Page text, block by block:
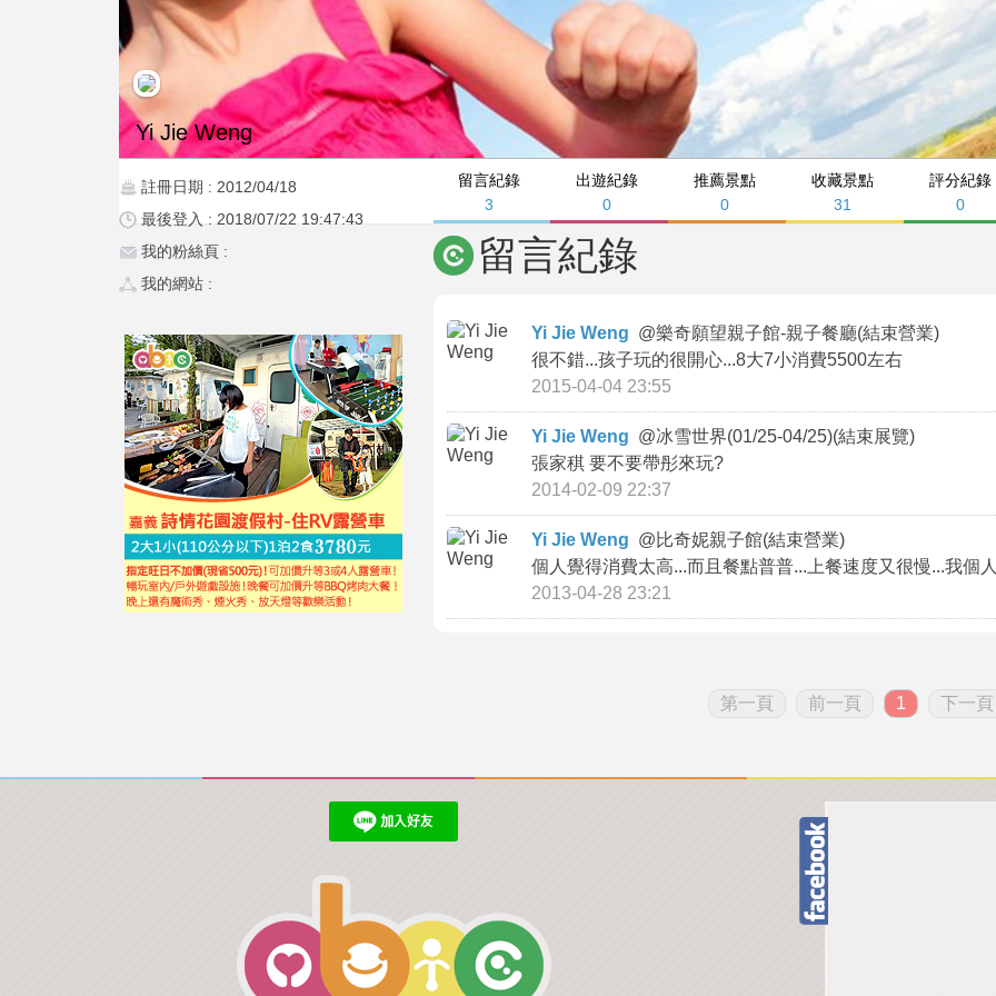
留言紀錄
3
出遊紀錄
0
推薦景點
0
收藏景點
31
評分紀錄
0
Yi Jie Weng
註冊日期 : 2012/04/18
最後登入 : 2018/07/22 19:47:43
我的粉絲頁 :
我的網站 :
留言紀錄
Yi Jie Weng @樂奇願望親子館-親子餐廳(結束營業)
很不錯...孩子玩的很開心...8大7小消費5500左右
2015-04-04 23:55
Yi Jie Weng @冰雪世界(01/25-04/25)(結束展覽)
張家稘 要不要帶彤來玩?
2014-02-09 22:37
Yi Jie Weng @比奇妮親子館(結束營業)
個人覺得消費太高...而且餐點普普...上餐速度又很慢...我個
2013-04-28 23:21
第一頁 前一頁 1 下一頁